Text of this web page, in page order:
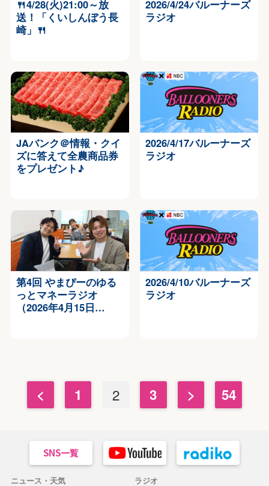
🍴4/28(火)21:00～放
送！「くいしんぼう長
崎」🍴
2026/4/24バルーナーズ
ラジオ
JAバンク＠情報・クイ
ズに答えて全農商品券
をプレゼント♪
2026/4/17バルーナーズ
ラジオ
第4回 やまぴーのゆる
っとマネーラジオ
（2026年4月15日…
2026/4/10バルーナーズ
ラジオ
< 1 2 3 > 54
ニュース・天気 ラジオ